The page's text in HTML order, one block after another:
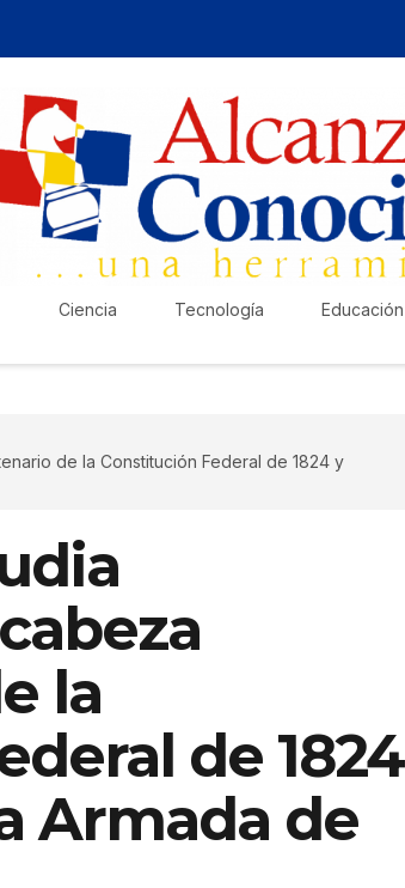
Ciencia Tecnología Educación
de la Constitución Federal de 1824 y
la
de 1824
Armada de